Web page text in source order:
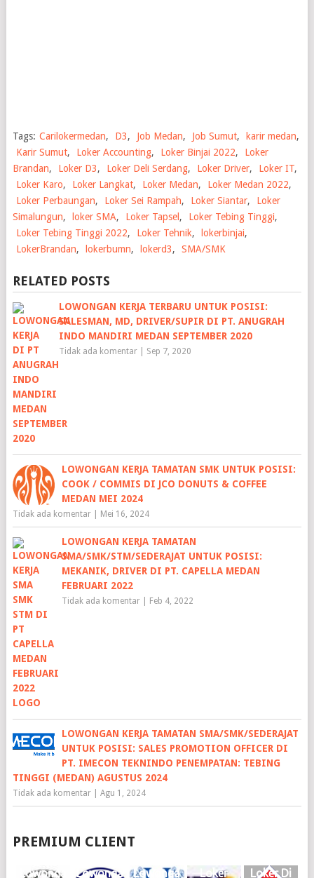
Tags: Carilokermedan, D3, Job Medan, Job Sumut, karir medan,
Karir Sumut, Loker Accounting, Loker Binjai 2022,
Loker
Brandan, Loker D3, Loker Deli Serdang, Loker Driver, Loker IT,
Loker Karo, Loker Langkat, Loker Medan, Loker Medan 2022,
Loker Perbaungan, Loker Sei Rampah, Loker Siantar,
Loker
Simalungun, loker SMA, Loker Tapsel , Loker Tebing Tinggi,
Loker Tebing Tinggi 2022, Loker Tehnik, lokerbinjai,
LokerBrandan, lokerbumn, lokerd3, SMA/SMK
RELATED POSTS
LOWONGAN KERJA TERBARU UNTUK POSISI:
SALESMAN, MD, DRIVER/SUPIR DI PT. ANUGRAH
INDO MANDIRI MEDAN SEPTEMBER 2020
Tidak ada komentar| Sep 7, 2020
LOWONGAN KERJA TAMATAN SMK UNTUK POSISI:
COOK / COMMIS DI JCO DONUTS & COFFEE
MEDAN MEI 2024
Tidak ada komentar| Mei 16, 2024
LOWONGAN KERJA TAMATAN
SMA/SMK/STM/SEDERAJAT UNTUK POSISI:
MEKANIK, DRIVER DI PT. CAPELLA MEDAN
FEBRUARI 2022
Tidak ada komentar| Feb 4, 2022
LOWONGAN KERJA TAMATAN SMA/SMK/SEDERAJAT
UNTUK POSISI: SALES PROMOTION OFFICER DI
PT. IMECON TEKNINDO PENEMPATAN: TEBING
TINGGI (MEDAN) AGUSTUS 2024
Tidak ada komentar| Agu 1, 2024
PREMIUM CLIENT
Lowonga Lowonga Lowonga Loker Loker Di